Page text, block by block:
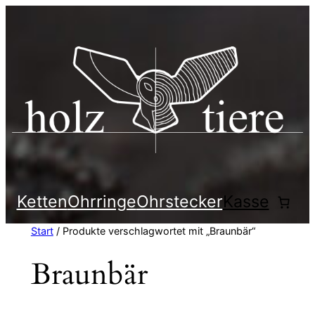
KettenOhrringeOhrsteckerKasse
Start/ Produkte verschlagwortet mit „Braunbär“
Braunbär